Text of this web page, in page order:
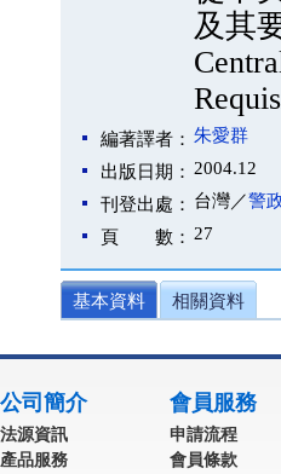
及其
編著譯者： 朱愛群
出版日期： 2004.12
刊登出處： 台灣／警
頁 數： 27
基本資料 相關資料
公司簡介
法源資訊
產品服務
會員服務
申請流程
會員條款